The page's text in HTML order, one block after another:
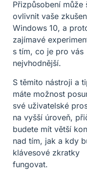
Přizpůsobení může
ovlivnit vaše
Windows 10, a
zajímavé
s tím, co je pro vás
nejvhodnější.
S těmito nástroji a
máte možnost
své uživatelské
na vyšší úroveň,
budete mít větší
nad tím, jak a kdy
klávesové zkratky
fungovat.